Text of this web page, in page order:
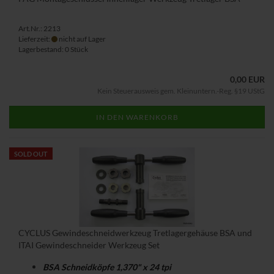
Art.Nr.: 2213
Lieferzeit:
nicht auf Lager
Lagerbestand: 0 Stück
0,00 EUR
Kein Steuerausweis gem. Kleinuntern.-Reg. §19 UStG
IN DEN WARENKORB
SOLD OUT
CYCLUS Gewindeschneidwerkzeug Tretlagergehäuse BSA und
ITAI Gewindeschneider Werkzeug Set
BSA Schneidköpfe 1,370" x 24 tpi